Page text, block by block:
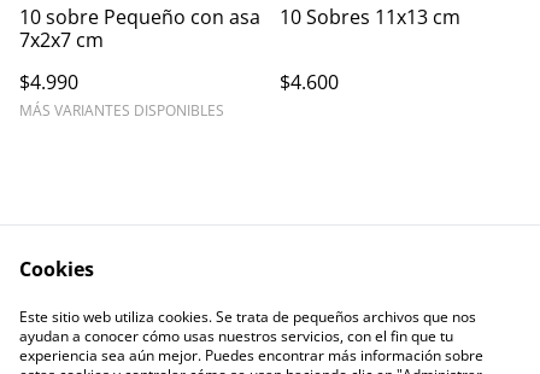
10 sobre Pequeño con asa
7x2x7 cm
$4.990
MÁS VARIANTES DISPONIBLES
10 Sobres 11x13 cm
$4.600
Contáctanos
Cookies
Este sitio web utiliza cookies. Se trata de pequeños archivos que nos
ayudan a conocer cómo usas nuestros servicios, con el fin que tu
experiencia sea aún mejor. Puedes encontrar más información sobre